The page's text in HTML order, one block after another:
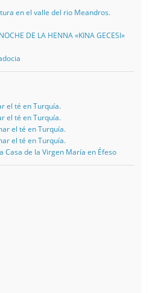
en el valle del rio Meandros.
DE LA HENNA «KINA GECESI»
el té en Turquía.
el té en Turquía.
el té en Turquía.
el té en Turquía.
Casa de la Virgen María en Éfeso